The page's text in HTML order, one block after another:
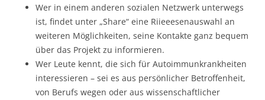
Wer in einem anderen sozialen Netzwerk unterwegs
ist, findet unter „Share“ eine Riieeesenauswahl an
weiteren Möglichkeiten, seine Kontakte ganz bequem
über das Projekt zu informieren.
Wer Leute kennt, die sich für Autoimmunkrankheiten
interessieren – sei es aus persönlicher Betroffenheit,
von Berufs wegen oder aus wissenschaftlicher